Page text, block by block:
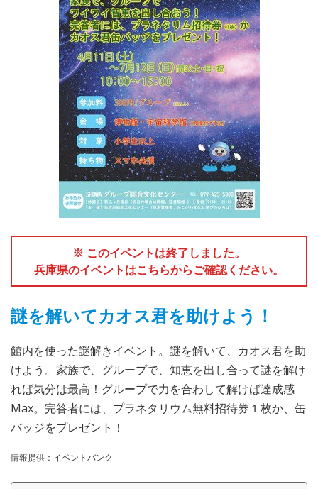
※ このイベントは終了しました。
兵庫県のイベントはこちらからご確認ください。
謎を解いてカオス君を助けよう！
館内を使った謎解きイベント。謎を解いて、カオス君を助
けよう。家族で、グループで、知恵を出し合って謎を解け
れば気分は最高！グループで力を合わして解けば達成感
Max。完答者には、プラネタリウム無料招待券１枚か、缶
バッジをプレゼント！
情報提供：イベントバンク